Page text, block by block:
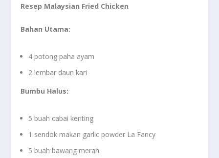
Resep Malaysian Fried Chicken
Bahan Utama:
4 potong paha ayam
2 lembar daun kari
Bumbu Halus:
5 buah cabai keriting
1 sendok makan garlic powder La Fancy
5 buah bawang merah